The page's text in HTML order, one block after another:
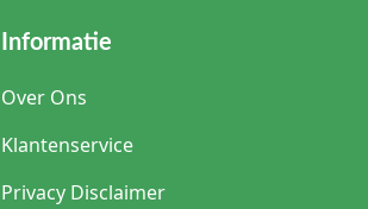
Informatie
Over Ons
Klantenservice
Privacy Disclaimer